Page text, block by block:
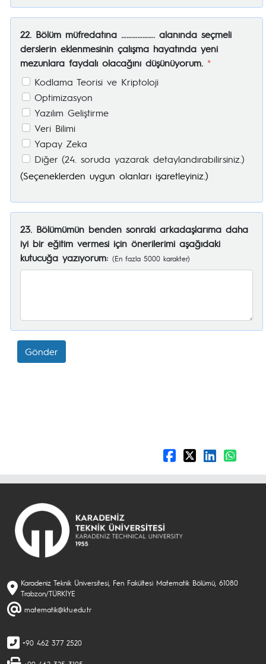
22. Bölüm müfredatına ………………. alanında seçmeli
derslerin eklenmesinin çalışma hayatında yeni
mezunlara faydalı olacağını düşünüyorum. *
Kodlama Teorisi ve Kriptoloji
Optimizasyon
Yazılım Geliştirme
Veri Bilimi
Yapay Zeka
Diğer (24. soruda yazarak detaylandırabilirsiniz.)
(Seçeneklerden uygun olanları işaretleyiniz.)
23. Bölümümün benden sonraki arkadaşlarıma daha
iyi bir eğitim vermesi için önerilerimi aşağıdaki
kutucuğa yazıyorum: (En fazla 5000 karakter)
Gönder
Karadeniz Teknik Üniversitesi, Fen Fakültesi Matematik Bölümü, 61080
Trabzon/TÜRKİYE
matematik@ktu.edu.tr
+90 462 377 2520